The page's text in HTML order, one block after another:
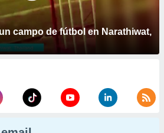
campo de fútbol en Narathiwat,